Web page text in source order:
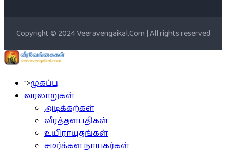
Copyright © 2024 Veeravengaikal.Com | All rights reserved
">முகப்பு
வரலாறுகள்
அடிக்கற்கள்
வீரத்தளபதிகள்
உயிராயுதங்கள்
சமர்க்கள நாயகர்கள்